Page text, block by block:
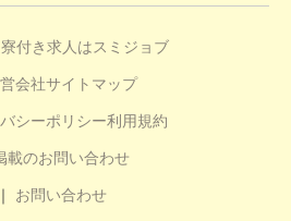
付き求人はスミジョブ
会社サイトマップ
シーポリシー利用規約
載のお問い合わせ
お問い合わせ